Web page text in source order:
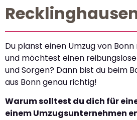
Du planst einen Umzug von
und möchtest einen
und Sorgen? Dann bist du beim
aus Bonn genau richtig!
Warum solltest du dich für
einem Umzugsunternehmen